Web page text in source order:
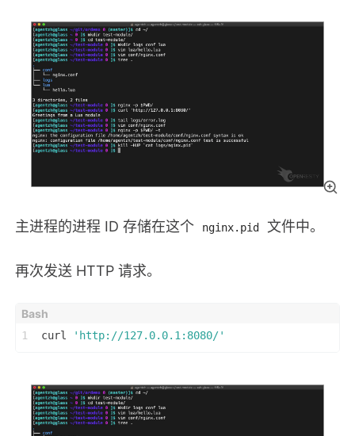
主进程的进程 ID 存储在这个 nginx.pid 文件中。
再次发送 HTTP 请求。
1 curl 'http://127.0.0.1:8080/'